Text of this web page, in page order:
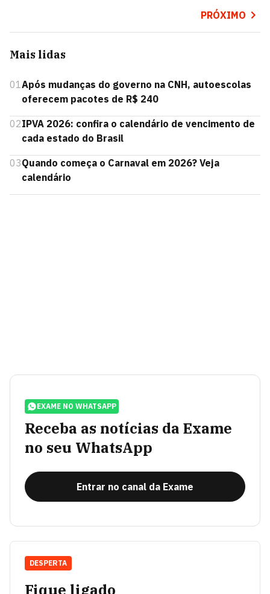
PRÓXIMO
Mais lidas
01Após mudanças do governo na CNH, autoescolas
oferecem pacotes de R$ 240
02IPVA 2026: confira o calendário de vencimento de
cada estado do Brasil
03Quando começa o Carnaval em 2026? Veja
calendário
EXAME NO WHATSAPP
Receba as notícias da Exame
no seu WhatsApp
Entrar no canal da Exame
Fique ligado
DESPERTA